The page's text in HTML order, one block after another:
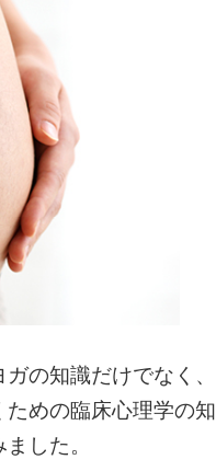
の知識だけでなく、
めの臨床心理学の知
した。